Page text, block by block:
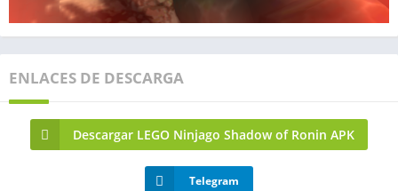
ENLACES DE DESCARGA
Descargar LEGO Ninjago Shadow of Ronin APK
Telegram